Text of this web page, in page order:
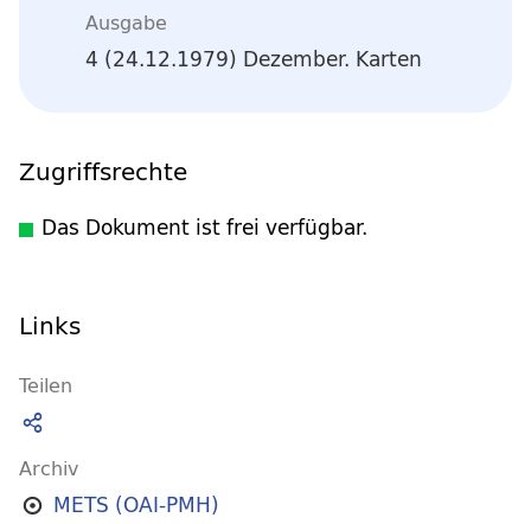
Ausgabe
4 (24.12.1979) Dezember. Karten
Zugriffsrechte
Das Dokument ist frei verfügbar.
Links
Teilen
Archiv
METS (OAI-PMH)